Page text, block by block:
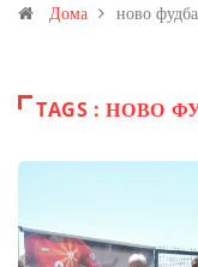
и со антимонот?
Дома ново
TAGS : НОВО